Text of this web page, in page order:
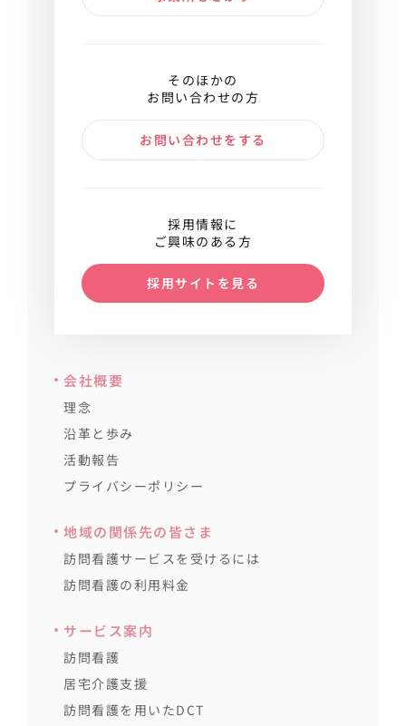
そのほかの
お問い合わせの方
お問い合わせをする
採用情報に
ご興味のある方
採用サイトを見る
会社概要
理念
沿革と歩み
活動報告
プライバシーポリシー
地域の関係先の皆さま
訪問看護サービスを受けるには
訪問看護の利用料金
サービス案内
訪問看護
居宅介護支援
訪問看護を用いたDCT